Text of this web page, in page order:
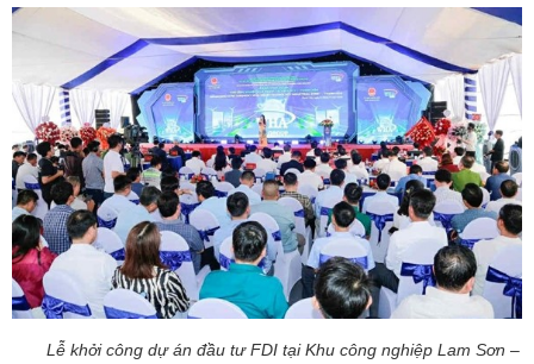
Lễ khởi công dự án đầu tư FDI tại Khu công nghiệp Lam Sơn –